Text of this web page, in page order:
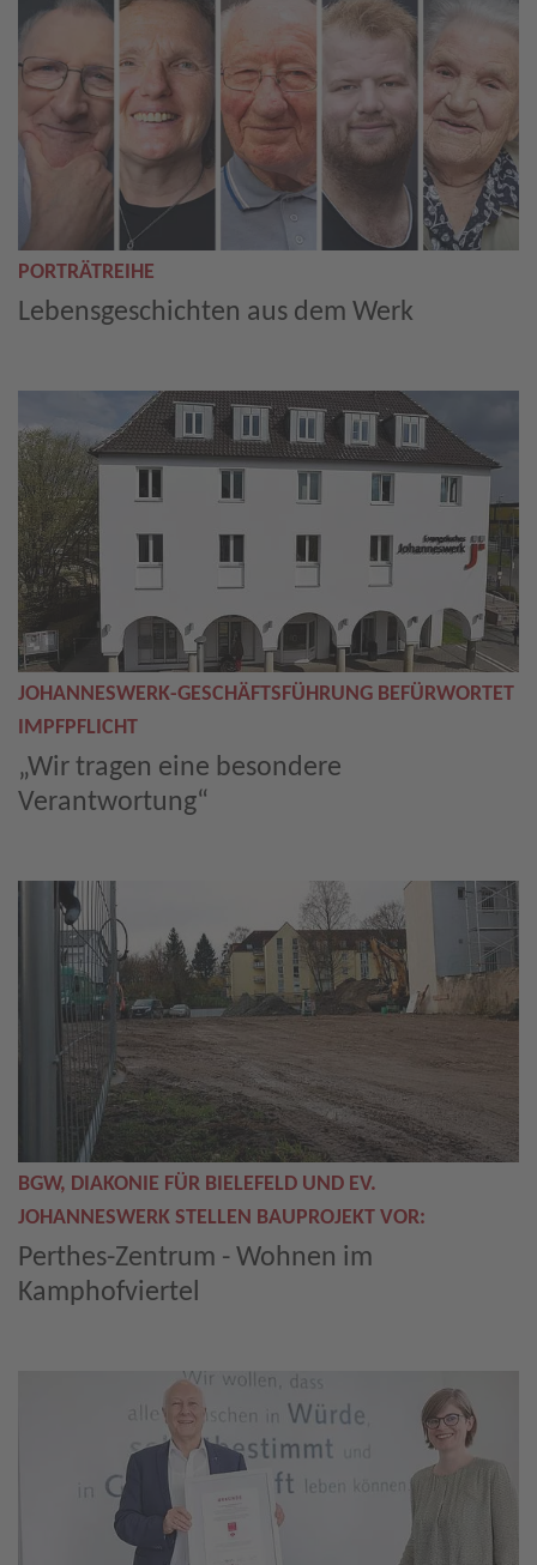
PORTRÄTREIHE
Lebensgeschichten aus dem Werk
JOHANNESWERK-GESCHÄFTSFÜHRUNG BEFÜRWORTET
IMPFPFLICHT
„Wir tragen eine besondere
Verantwortung“
BGW, DIAKONIE FÜR BIELEFELD UND EV.
JOHANNESWERK STELLEN BAUPROJEKT VOR:
Perthes-Zentrum - Wohnen im
Kamphofviertel